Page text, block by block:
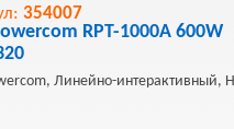
354007
RPT-1000A 600W
Линейно-интерактивный,